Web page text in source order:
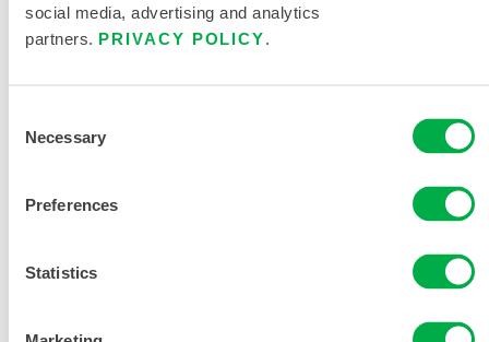
social media, advertising and analytics
partners. PRIVACY POLICY.
Selection
Necessary
Preferences
Statistics
限次性与化学防护服尺码表